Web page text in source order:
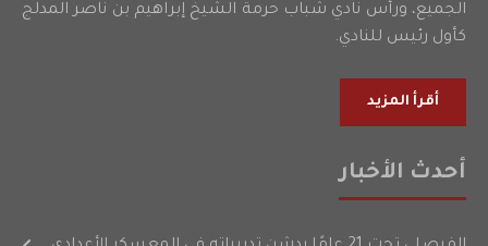
الجميع، ورأس نادي شباب حرمة الشيخ إبراهيم بن ناصر المدلج
كأول رئيس للنادي.
أقرأ المزيد
أحدث الأخبار